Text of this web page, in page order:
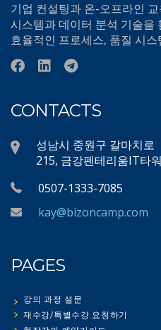
기업 컨설팅과 온-오프라인
시스템과 데이터 분석 기술을
효율적인 프로세스, 품질 시
CONTACTS
성남시 중원구 갈마치로
215, 금강펜테리움IT타워
0507-1333-7085
kay@bizoncamp.com
PAGES
강의 과정 설문
재수강/특별수강 요청하기